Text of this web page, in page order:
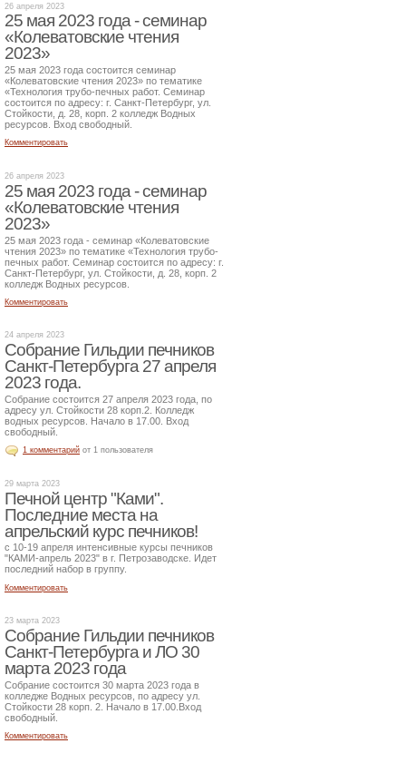
26 апреля 2023
25 мая 2023 года - семинар
«Колеватовские чтения
2023»
25 мая 2023 года состоится семинар
«Колеватовские чтения 2023» по тематике
«Технология трубо-печных работ. Семинар
состоится по адресу: г. Санкт-Петербург, ул.
Стойкости, д. 28, корп. 2 колледж Водных
ресурсов. Вход свободный.
Комментировать
26 апреля 2023
25 мая 2023 года - семинар
«Колеватовские чтения
2023»
25 мая 2023 года - семинар «Колеватовские
чтения 2023» по тематике «Технология трубо-
печных работ. Семинар состоится по адресу: г.
Санкт-Петербург, ул. Стойкости, д. 28, корп. 2
колледж Водных ресурсов.
Комментировать
24 апреля 2023
Собрание Гильдии печников
Санкт-Петербурга 27 апреля
2023 года.
Собрание состоится 27 апреля 2023 года, по
адресу ул. Стойкости 28 корп.2. Колледж
водных ресурсов. Начало в 17.00. Вход
свободный.
1 комментарий от 1 пользователя
29 марта 2023
Печной центр "Ками".
Последние места на
апрельский курс печников!
с 10-19 апреля интенсивные курсы печников
"КАМИ-апрель 2023" в г. Петрозаводске. Идет
последний набор в группу.
Комментировать
23 марта 2023
Собрание Гильдии печников
Санкт-Петербурга и ЛО 30
марта 2023 года
Собрание состоится 30 марта 2023 года в
колледже Водных ресурсов, по адресу ул.
Стойкости 28 корп. 2. Начало в 17.00.Вход
свободный.
Комментировать